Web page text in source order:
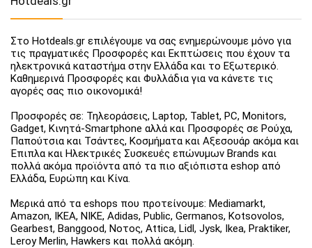
Στο Hotdeals.gr επιλέγουμε να σας ενημερώνουμε μόνο για
τις πραγματικές Προσφορές και Εκπτώσεις που έχουν τα
ηλεκτρονικά καταστήμα στην Ελλάδα και το Εξωτερικό.
Καθημερινά Προσφορές και Φυλλάδια για να κάνετε τις
αγορές σας πιο οικονομικά!
Προσφορές σε: Τηλεοράσεις, Laptop, Tablet, PC, Monitors,
Gadget, Κινητά-Smartphone αλλά και Προσφορές σε Ρούχα,
Παπούτσια και Τσάντες, Κοσμήματα και Αξεσουάρ ακόμα και
Έπιπλα και Ηλεκτρικές Συσκευές επώνυμων Brands και
πολλά ακόμα προϊόντα από τα πιο αξιόπιστα eshop από
Ελλάδα, Ευρώπη και Κίνα.
Μερικά από τα eshops που προτείνουμε: Mediamarkt,
Amazon, IKEA, NIKE, Adidas, Public, Germanos, Kotsovolos,
Gearbest, Banggood, Νοτος, Attica, Lidl, Jysk, Ikea, Praktiker,
Leroy Merlin, Hawkers και πολλά ακόμη.